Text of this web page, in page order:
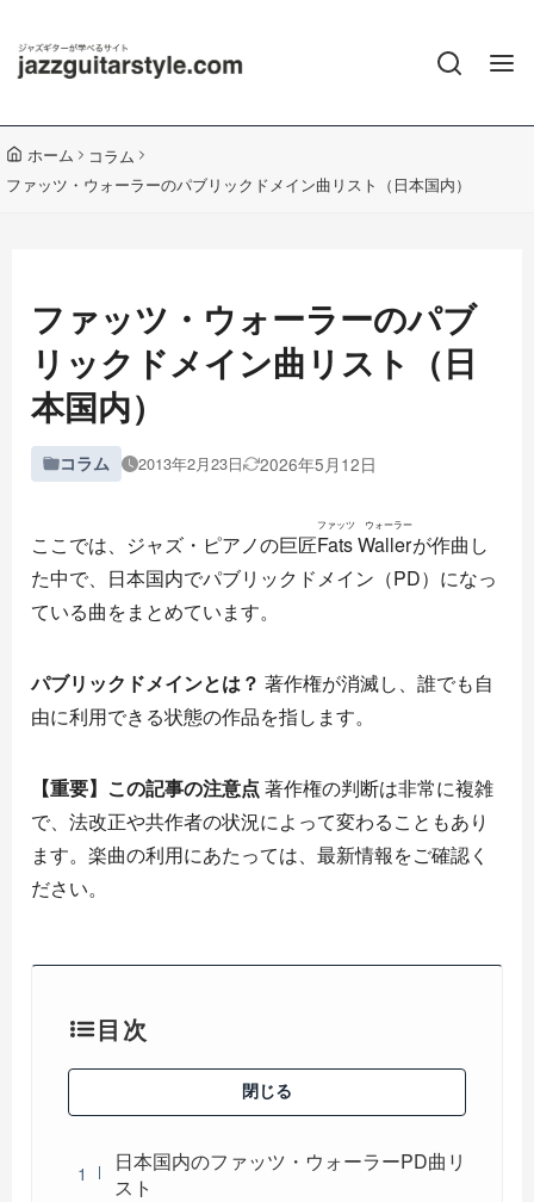
ホーム
コラム
ファッツ・ウォーラーのパブリックドメイン曲リスト（日本国内）
ファッツ・ウォーラーのパブ
リックドメイン曲リスト（日
本国内）
コラム 2013年2月23日 2026年5月12日
ここでは、ジャズ・ピアノの巨匠Fats Waller
ファッツ ウォーラー
が作曲し
た中で、日本国内でパブリックドメイン（PD）になっ
ている曲をまとめています。
パブリックドメインとは？ 著作権が消滅し、誰でも自
由に利用できる状態の作品を指します。
【重要】この記事の注意点 著作権の判断は非常に複雑
で、法改正や共作者の状況によって変わることもあり
ます。楽曲の利用にあたっては、最新情報をご確認く
ださい。
目次
閉じる
日本国内のファッツ・ウォーラーPD曲リ
スト